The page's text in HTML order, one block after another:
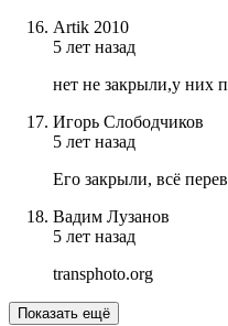
Artik 2010
5 лет назад
нет не закрыли,у них
Игорь Слободчиков
5 лет назад
Его закрыли, всё
Вадим Лузанов
5 лет назад
transphoto.org
Показать ещё